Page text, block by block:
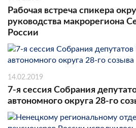
Рабочая встреча спикера
руководства макрорегиона
России
14.02.2019
7-я сессия Собрания
автономного округа 28-го